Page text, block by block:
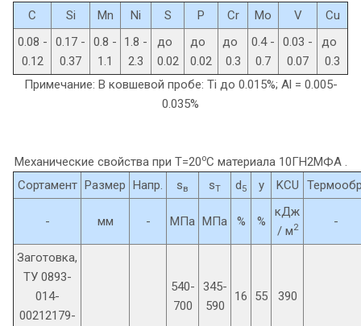
C
Si Mn Ni S P Cr Mo V
Cu
0.08 -
0.12
0.17 -
0.37
0.8 -
1.1
1.8 -
2.3
до
0.02
до
0.02
до
0.3
0.4 -
0.7
0.03 -
0.07
до
0.3
Примечание: В ковшевой пробе: Ti до 0.015%; Al = 0.005-
0.035%
Механические свойства при Т=20oС материала 10ГН2МФА .
Сортамент Размер Напр. sв sT d5 y KCU
- мм - МПа МПа % %
кДж
/ м2 -
Заготовка,
ТУ 0893-
014-
00212179-
540-
700
345-
590
16 55 390